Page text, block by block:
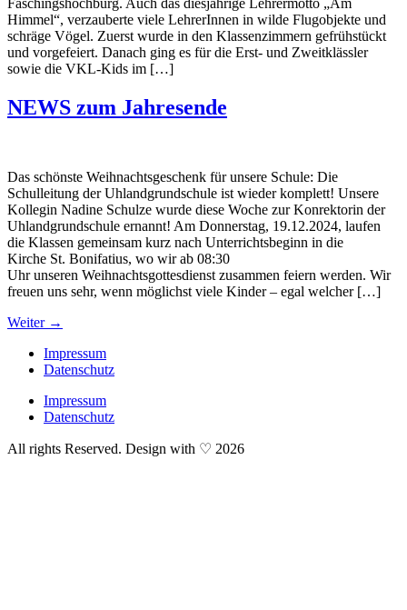
Faschingshochburg. Auch das diesjährige Lehrermotto „Am
Himmel“, verzauberte viele LehrerInnen in wilde Flugobjekte und
schräge Vögel. Zuerst wurde in den Klassenzimmern gefrühstückt
und vorgefeiert. Danach ging es für die Erst- und Zweitklässler
sowie die VKL-Kids im […]
NEWS zum Jahresende
Das schönste Weihnachtsgeschenk für unsere Schule: Die
Schulleitung der Uhlandgrundschule ist wieder komplett! Unsere
Kollegin Nadine Schulze wurde diese Woche zur Konrektorin der
Uhlandgrundschule ernannt! Am Donnerstag, 19.12.2024, laufen
die Klassen gemeinsam kurz nach Unterrichtsbeginn in die
Kirche St. Bonifatius, wo wir ab 08:30
Uhr unseren Weihnachtsgottesdienst zusammen feiern werden. Wir
freuen uns sehr, wenn möglichst viele Kinder – egal welcher […]
Weiter →
Impressum
Datenschutz
Impressum
Datenschutz
All rights Reserved. Design with ♡ 2026